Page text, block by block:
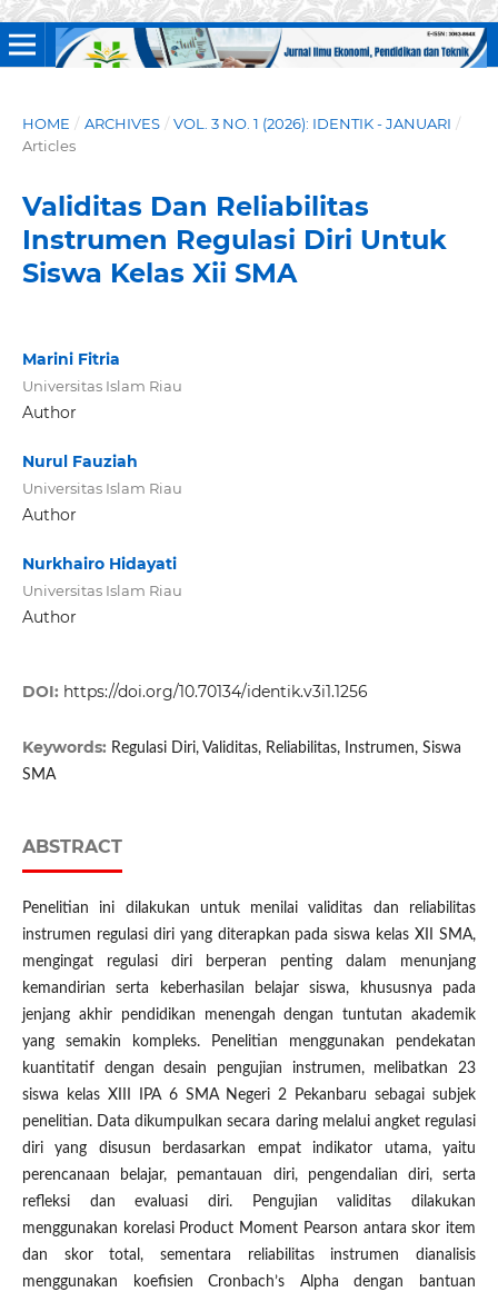
HOME / ARCHIVES / VOL. 3 NO. 1 (2026): IDENTIK - JANUARI /
Articles
Validitas Dan Reliabilitas
Instrumen Regulasi Diri Untuk
Siswa Kelas Xii SMA
Marini Fitria
Universitas Islam Riau
Author
Nurul Fauziah
Universitas Islam Riau
Author
Nurkhairo Hidayati
Universitas Islam Riau
Author
DOI: https://doi.org/10.70134/identik.v3i1.1256
Keywords: Regulasi Diri, Validitas, Reliabilitas, Instrumen, Siswa
SMA
ABSTRACT
Penelitian ini dilakukan untuk menilai validitas dan reliabilitas
instrumen regulasi diri yang diterapkan pada siswa kelas XII SMA,
mengingat regulasi diri berperan penting dalam menunjang
kemandirian serta keberhasilan belajar siswa, khususnya pada
jenjang akhir pendidikan menengah dengan tuntutan akademik
yang semakin kompleks. Penelitian menggunakan pendekatan
kuantitatif dengan desain pengujian instrumen, melibatkan 23
siswa kelas XIII IPA 6 SMA Negeri 2 Pekanbaru sebagai subjek
penelitian. Data dikumpulkan secara daring melalui angket regulasi
diri yang disusun berdasarkan empat indikator utama, yaitu
perencanaan belajar, pemantauan diri, pengendalian diri, serta
refleksi dan evaluasi diri. Pengujian validitas dilakukan
menggunakan korelasi Product Moment Pearson antara skor item
dan skor total, sementara reliabilitas instrumen dianalisis
menggunakan koefisien Cronbach’s Alpha dengan bantuan